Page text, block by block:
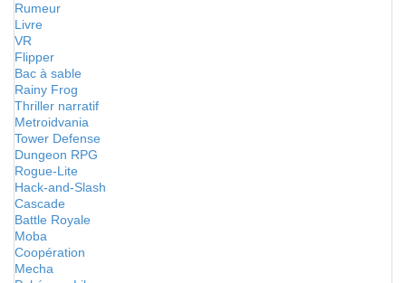
Rumeur
Livre
VR
Flipper
Bac à sable
Rainy Frog
Thriller narratif
Metroidvania
Tower Defense
Dungeon RPG
Rogue-Lite
Hack-and-Slash
Cascade
Battle Royale
Moba
Coopération
Mecha